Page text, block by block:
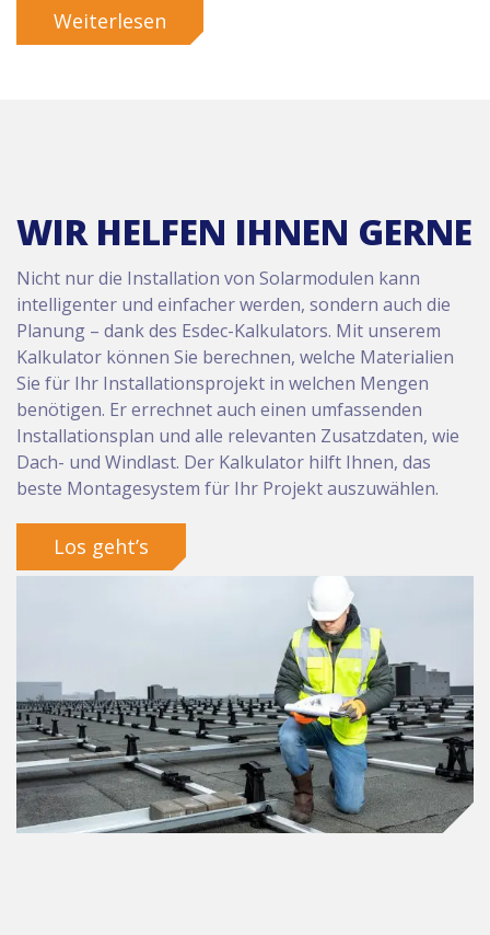
Weiterlesen
WIR HELFEN IHNEN GERNE
Nicht nur die Installation von Solarmodulen kann
intelligenter und einfacher werden, sondern auch die
Planung – dank des Esdec-Kalkulators. Mit unserem
Kalkulator können Sie berechnen, welche Materialien
Sie für Ihr Installationsprojekt in welchen Mengen
benötigen. Er errechnet auch einen umfassenden
Installationsplan und alle relevanten Zusatzdaten, wie
Dach- und Windlast. Der Kalkulator hilft Ihnen, das
beste Montagesystem für Ihr Projekt auszuwählen.
Los geht’s